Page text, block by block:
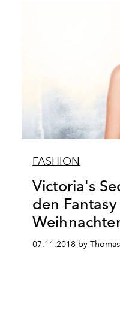
FASHION
Victoria's
den Fantasy
07.11.2018 by